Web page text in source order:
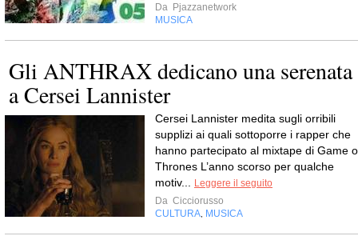
Da Pjazzanetwork
MUSICA
Gli ANTHRAX dedicano una serenata
a Cersei Lannister
Cersei Lannister medita sugli orribili
supplizi ai quali sottoporre i rapper che
hanno partecipato al mixtape di Game
Thrones L’anno scorso per qualche
motiv...
Leggere il seguito
Da Cicciorusso
CULTURA MUSICA